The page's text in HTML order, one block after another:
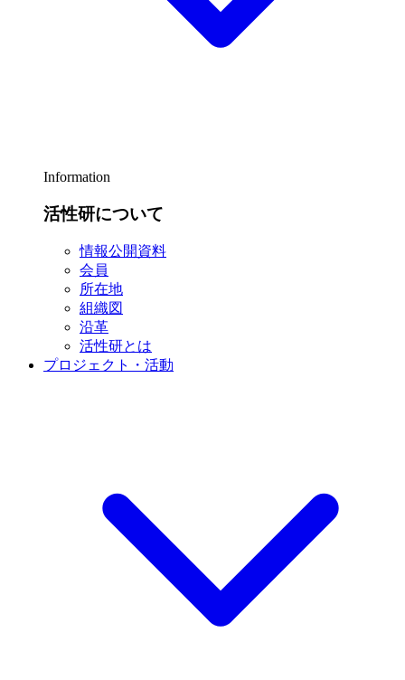
Information
活性研について
情報公開資料
会員
所在地
組織図
沿革
活性研とは
プロジェクト・活動